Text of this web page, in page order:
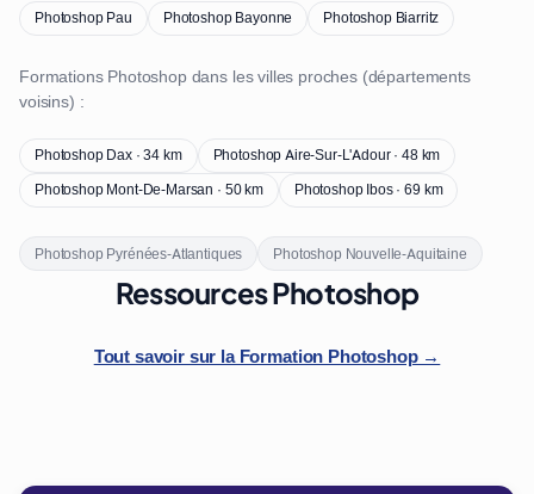
Photoshop Pau Photoshop Bayonne Photoshop Biarritz
Formations Photoshop dans les villes proches (départements
voisins) :
Photoshop Dax · 34 km
Photoshop Aire-Sur-L'Adour · 48 km
Photoshop Mont-De-Marsan · 50 km
Photoshop Ibos · 69 km
Photoshop Pyrénées-Atlantiques Photoshop Nouvelle-Aquitaine
Ressources Photoshop
Tout savoir sur la Formation Photoshop →